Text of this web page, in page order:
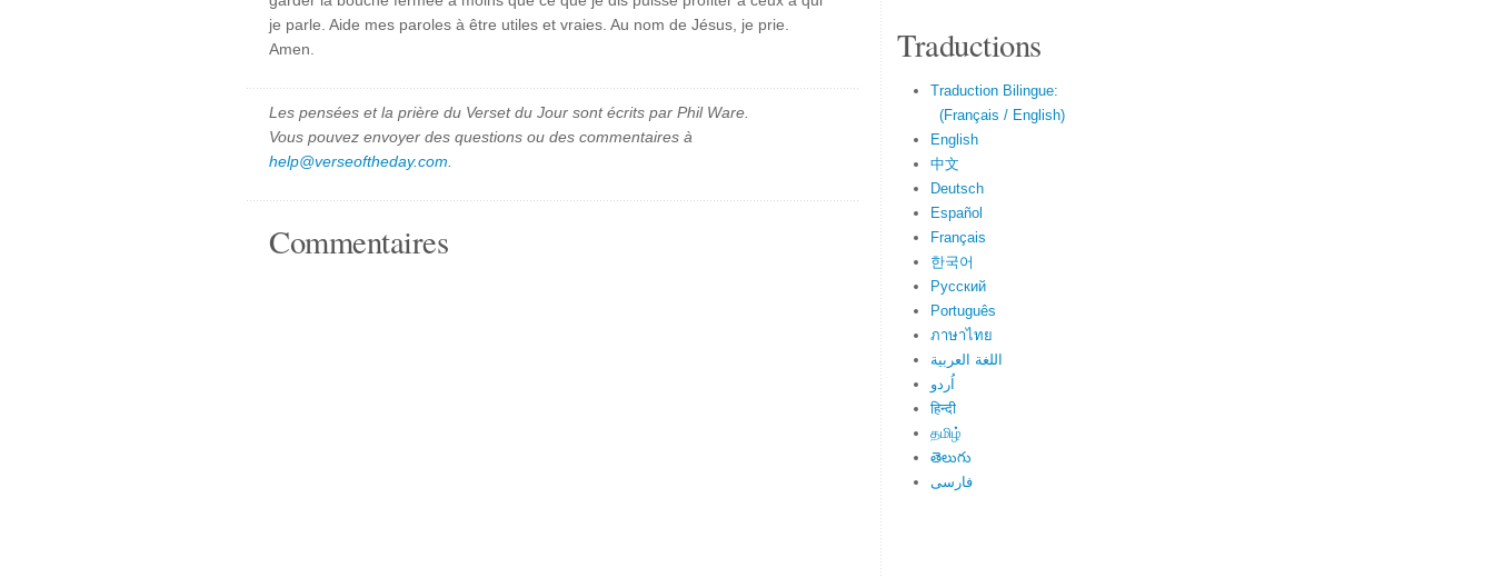
je parle. Aide mes paroles à être utiles et vraies. Au nom de Jésus, je prie.
Amen.
Les pensées et la prière du Verset du Jour sont écrits par Phil Ware.
Vous pouvez envoyer des questions ou des commentaires à
help@verseoftheday.com
Commentaires
Traductions
Traduction Bilingue:
(Français / English)
English
中文
Deutsch
Español
Français
한국어
Русский
Português
ภาษาไทย
اللغة العربية
اُردو
हिन्दी
தமிழ்
తెలుగు
فارسی